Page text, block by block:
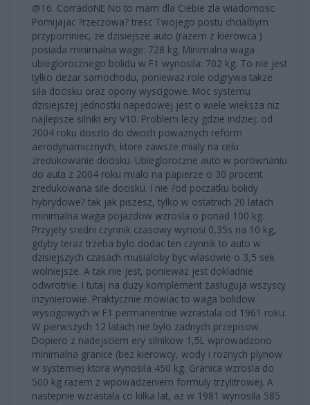
@16. CorradoNE No to mam dla Ciebie zla wiadomosc.
Pomijajac ?rzeczowa? tresc Twojego postu chcialbym
przypomniec, ze dzisiejsze auto (razem z kierowca )
posiada minimalna wage: 728 kg. Minimalna waga
ubieglorocznego bolidu w F1 wynosila: 702 kg. To nie jest
tylko ciezar samochodu, poniewaz role odgrywa takze
sila docisku oraz opony wyscigowe. Moc systemu
dzisiejszej jednostki napedowej jest o wiele wieksza niz
najlepsze silniki ery V10. Problem lezy gdzie indziej: od
2004 roku doszlo do dwoch powaznych reform
aerodynamicznych, ktore zawsze mialy na celu
zredukowanie docisku. Ubiegloroczne auto w porownaniu
do auta z 2004 roku mialo na papierze o 30 procent
zredukowana sile docisku. I nie ?od poczatku bolidy
hybrydowe? tak jak piszesz, tylko w ostatnich 20 latach
minimalna waga pojazdow wzrosla o ponad 100 kg.
Przyjety sredni czynnik czasowy wynosi 0,35s na 10 kg,
gdyby teraz trzeba bylo dodac ten czynnik to auto w
dzisiejszych czasach musialoby byc wlasciwie o 3,5 sek
wolniejsze. A tak nie jest, poniewaz jest dokladnie
odwrotnie. I tutaj na duzy komplement zasluguja wszyscy
inzynierowie. Praktycznie mowiac to waga bolidow
wyscigowych w F1 permanentnie wzrastala od 1961 roku.
W pierwszych 12 latach nie bylo zadnych przepisow.
Dopiero z nadejsciem ery silnikow 1,5L wprowadzono
minimalna granice (bez kierowcy, wody i roznych plynow
w systemie) ktora wynosila 450 kg. Granica wzrosla do
500 kg razem z wpowadzeniem formuly trzylitrowej. A
nastepnie wzrastala co kilka lat, az w 1981 wynosila 585